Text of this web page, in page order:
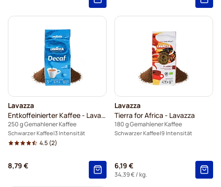
Lavazza
Entkoffeinierter Kaffee - Lavazza
250 g Gemahlener Kaffee
Schwarzer Kaffee 3 Intensität
4.5(2)
8,79 €
Lavazza
Tierra for Africa - Lavazza
180 g Gemahlener Kaffee
Schwarzer Kaffee 9 Intensität
6,19 €
34,39 €/ kg.